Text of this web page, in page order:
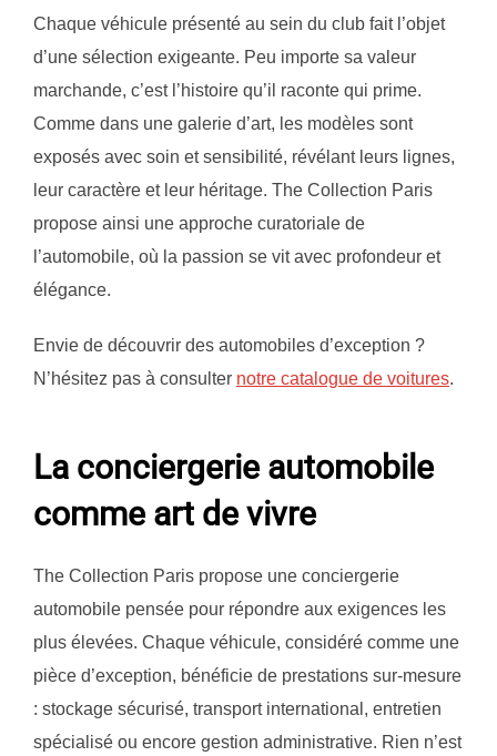
Chaque véhicule présenté au sein du club fait l’objet
d’une sélection exigeante. Peu importe sa valeur
marchande, c’est l’histoire qu’il raconte qui prime.
Comme dans une galerie d’art, les modèles sont
exposés avec soin et sensibilité, révélant leurs lignes,
leur caractère et leur héritage. The Collection Paris
propose ainsi une approche curatoriale de
l’automobile, où la passion se vit avec profondeur et
élégance.
Envie de découvrir des automobiles d’exception ?
N’hésitez pas à consulter notre catalogue de voitures.
La conciergerie automobile
comme art de vivre
The Collection Paris propose une conciergerie
automobile pensée pour répondre aux exigences les
plus élevées. Chaque véhicule, considéré comme une
pièce d’exception, bénéficie de prestations sur-mesure
: stockage sécurisé, transport international, entretien
spécialisé ou encore gestion administrative. Rien n’est